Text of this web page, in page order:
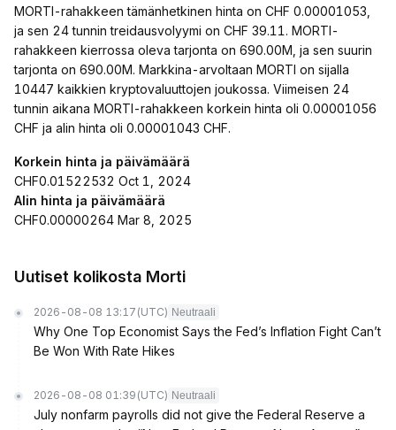
MORTI-rahakkeen tämänhetkinen hinta on CHF 0.00001053,
ja sen 24 tunnin treidausvolyymi on CHF 39.11. MORTI-
rahakkeen kierrossa oleva tarjonta on 690.00M, ja sen suurin
tarjonta on 690.00M. Markkina-arvoltaan MORTI on sijalla
10447 kaikkien kryptovaluuttojen joukossa. Viimeisen 24
tunnin aikana MORTI-rahakkeen korkein hinta oli 0.00001056
CHF ja alin hinta oli 0.00001043 CHF.
Korkein hinta ja päivämäärä
CHF0.01522532 Oct 1, 2024
Alin hinta ja päivämäärä
CHF0.00000264 Mar 8, 2025
Uutiset kolikosta Morti
2026-08-08 13:17 (UTC) Neutraali
Why One Top Economist Says the Fed’s Inflation Fight Can’t
Be Won With Rate Hikes
2026-08-08 01:39 (UTC) Neutraali
July nonfarm payrolls did not give the Federal Reserve a